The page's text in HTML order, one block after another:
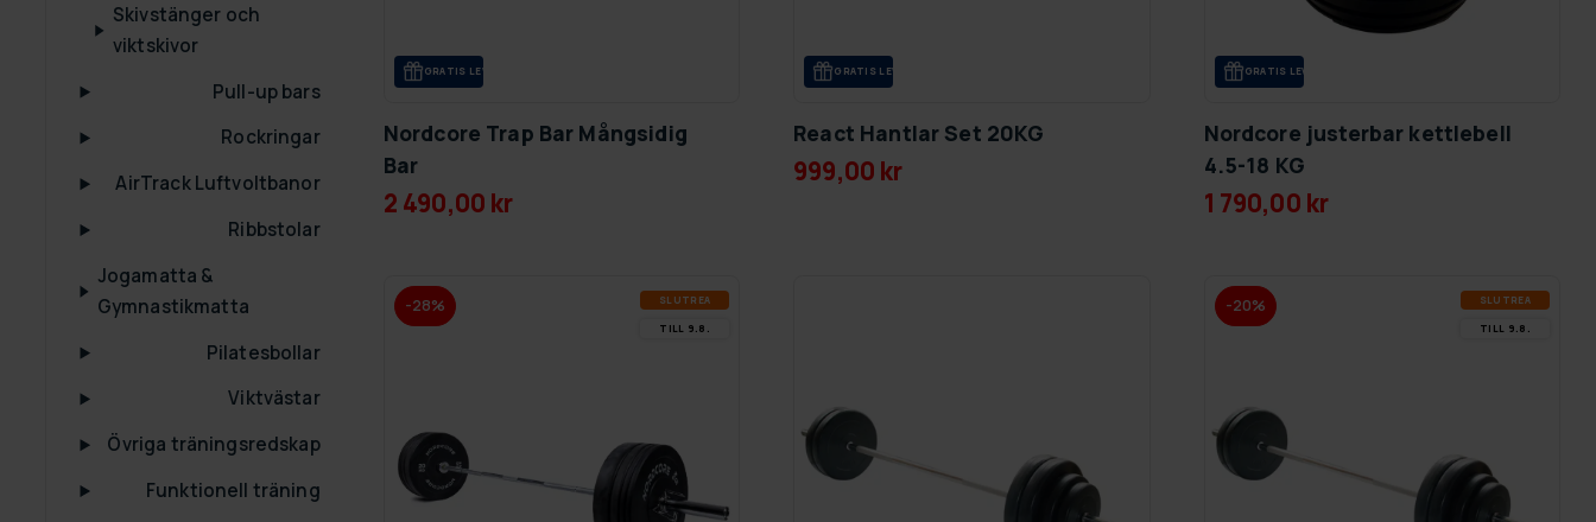
Skivstänger och
viktskivor
Pull-up bars
Rockringar
AirTrack Luftvoltbanor
Ribbstolar
Jogamatta &
Gymnastikmatta
Pilatesbollar
Viktvästar
Övriga träningsredskap
Funktionell träning
GRA­TIS LE­VE­RANS
Nordcore Trap Bar Mångsidig
Bar
2 490,00 kr
GRA­TIS LE­VE­RANS
React Hantlar Set 20KG
999,00 kr
GRA­TIS LE­VE­RANS
Nordcore justerbar kettlebell
4.5-18 KG
1 790,00 kr
-28% SLUT­REA
TILL 9.8.
-20% SLUT­REA
TILL 9.8.